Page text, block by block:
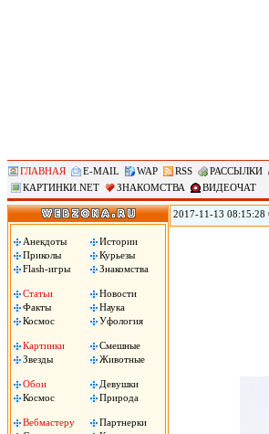
ГЛАВНАЯ E-MAIL WAP RSS РАССЫЛКИ
КАРТИНКИ.NET
ЗНАКОМСТВА ВИДЕОЧАТ
Анекдоты
Истории
Приколы
Курьезы
Flash-игры
Знакомства
Статьи
Новости
Факты
Наука
Космос
Уфология
Картинки
Смешные
Звезды
Животные
Обои
Девушки
Космос
Природа
Вебмастеру
Партнерки
2017-11-13 08:15:28
позволяет удаленно
затем сохраняло в